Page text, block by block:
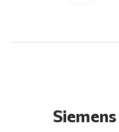
Siemens